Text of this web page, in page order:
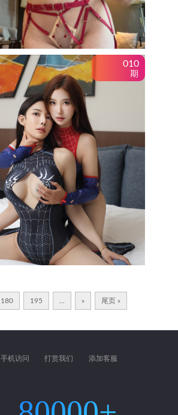
010
期
180 195 » 尾页 »
手机访问 打赏我们 添加客服